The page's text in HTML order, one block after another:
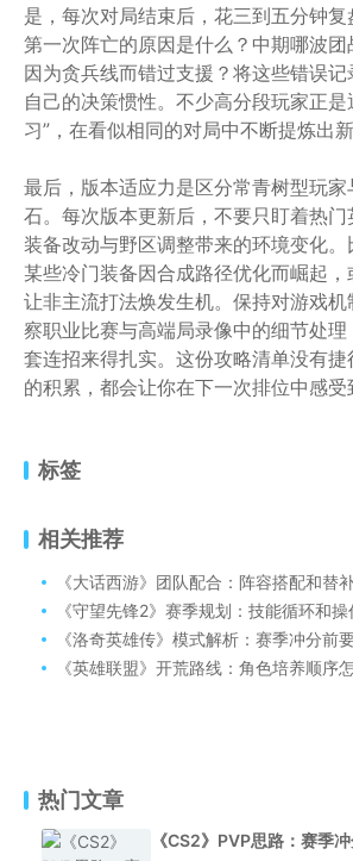
是，每次对局结束后，花三到五分钟复
第一次阵亡的原因是什么？中期哪波
因为贪兵线而错过支援？将这些错误
自己的决策惯性。不少高分段玩家正是
习”，在看似相同的对局中不断提炼出新
最后，版本适应力是区分常青树型玩
石。每次版本更新后，不要只盯着热
装备改动与野区调整带来的环境变化。
某些冷门装备因合成路径优化而崛起
让非主流打法焕发生机。保持对游戏
察职业比赛与高端局录像中的细节处
套连招来得扎实。这份攻略清单没有
的积累，都会让你在下一次排位中感受
标签
相关推荐
《大话西游》团队配合：阵容搭配和替
《守望先锋2》赛季规划：技能循环和
《洛奇英雄传》模式解析：赛季冲分前
《英雄联盟》开荒路线：角色培养顺序
热门文章
《CS2》PVP思路：赛季